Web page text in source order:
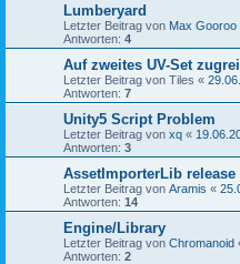
Lumberyard
Letzter Beitrag von Max Gooroo
Antworten: 4
Auf zweites UV-Set
Letzter Beitrag von Tiles «
Antworten: 7
Unity5 Script Problem
Letzter Beitrag von xq «
Antworten: 3
AssetImporterLib release
Letzter Beitrag von Aramis «
Antworten: 14
Engine/Library
Letzter Beitrag von Chromanoid
Antworten: 2